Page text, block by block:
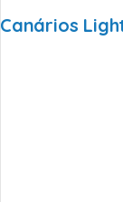
Canários